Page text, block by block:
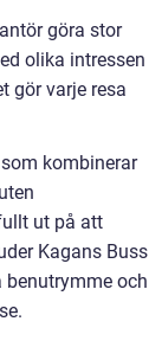
göra stor
olika intressen
gör varje resa
kombinerar
ut på att
Kagans Buss
benutrymme och